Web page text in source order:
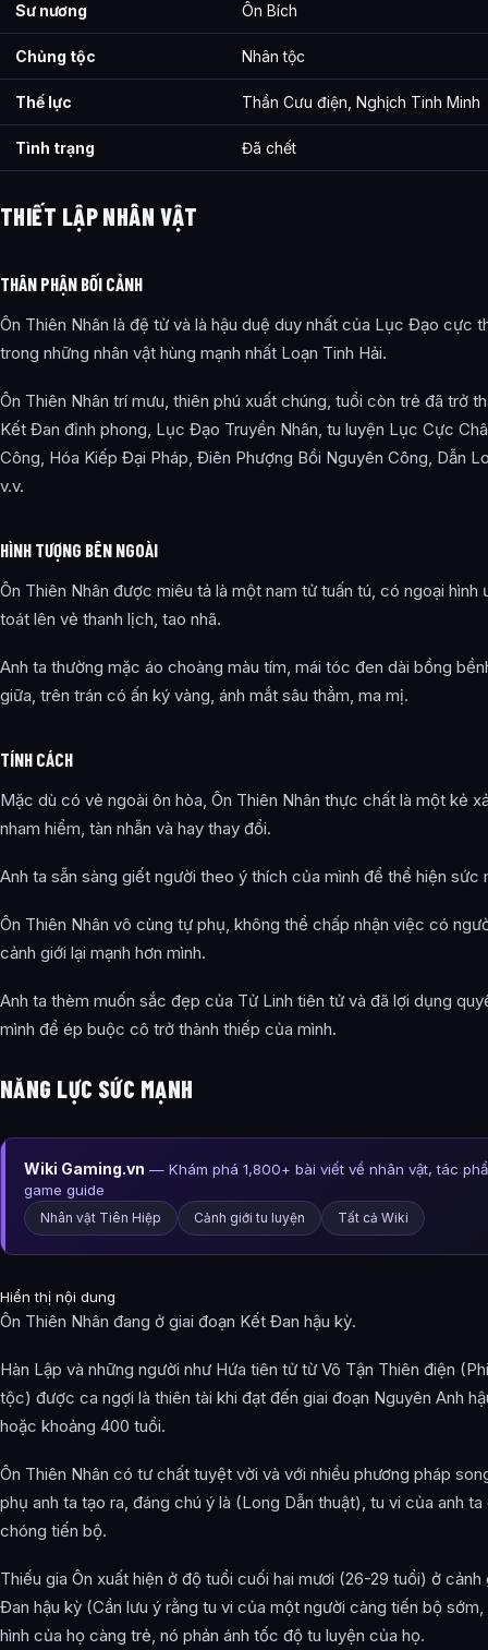
Sư nương Ôn Bích
Chủng tộc Nhân tộc
Thế lực Thần Cưu điện, Nghịch Tinh Minh
Tình trạng Đã chết
THIẾT LẬP NHÂN VẬT
THÂN PHẬN BỐI CẢNH
Ôn Thiên Nhân là đệ tử và là hậu duệ duy nhất của Lục Đạo cực
trong những nhân vật hùng mạnh nhất Loạn Tinh Hải.
Ôn Thiên Nhân trí mưu, thiên phú xuất chúng, tuổi còn trẻ đã trở
Kết Đan đỉnh phong, Lục Đạo Truyền Nhân, tu luyện Lục Cực
Công, Hóa Kiếp Đại Pháp, Điên Phượng Bồi Nguyên Công, Dẫn
v.v.
HÌNH TƯỢNG BÊN NGOÀI
Ôn Thiên Nhân được miêu tả là một nam tử tuấn tú, có ngoại hình
toát lên vẻ thanh lịch, tao nhã.
Anh ta thường mặc áo choàng màu tím, mái tóc đen dài bồng
giữa, trên trán có ấn ký vàng, ánh mắt sâu thẳm, ma mị.
TÍNH CÁCH
Mặc dù có vẻ ngoài ôn hòa, Ôn Thiên Nhân thực chất là một kẻ
nham hiểm, tàn nhẫn và hay thay đổi.
Anh ta sẵn sàng giết người theo ý thích của mình để thể hiện sức
Ôn Thiên Nhân vô cùng tự phụ, không thể chấp nhận việc có
cảnh giới lại mạnh hơn mình.
Anh ta thèm muốn sắc đẹp của Tử Linh tiên tử và đã lợi dụng
mình để ép buộc cô trở thành thiếp của mình.
NĂNG LỰC SỨC MẠNH
Wiki Gaming.vn — Khám phá 1,800+ bài viết về nhân vật, tác
game guide
Nhân vật Tiên Hiệp Cảnh giới tu luyện Tất cả Wiki
Hiển thị nội dung
Ôn Thiên Nhân đang ở giai đoạn Kết Đan hậu kỳ.
Hàn Lập và những người như Hứa tiên tử từ Vô Tận Thiên điện
tộc) được ca ngợi là thiên tài khi đạt đến giai đoạn Nguyên Anh
hoặc khoảng 400 tuổi.
Ôn Thiên Nhân có tư chất tuyệt vời và với nhiều phương pháp
phụ anh ta tạo ra, đáng chú ý là (Long Dẫn thuật), tu vi của anh ta
chóng tiến bộ.
Thiếu gia Ôn xuất hiện ở độ tuổi cuối hai mươi (26-29 tuổi) ở cảnh
Đan hậu kỳ (Cần lưu ý rằng tu vi của một người càng tiến bộ sớm,
hình của họ càng trẻ, nó phản ánh tốc độ tu luyện của họ.